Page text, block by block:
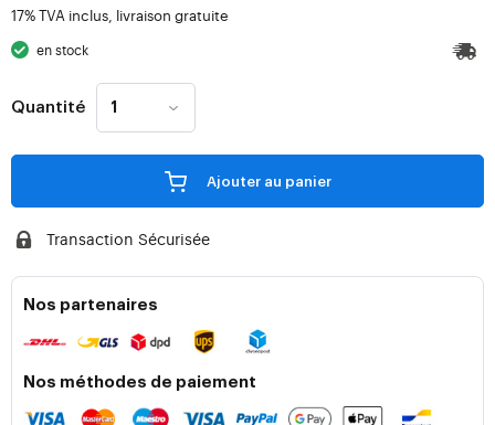
17% TVA inclus, livraison gratuite
en stock
Quantité
Ajouter au panier
Transaction Sécurisée
Nos partenaires
Nos méthodes de paiement